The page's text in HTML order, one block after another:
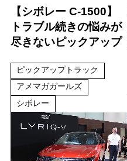
【シボレー C-1500】
トラブル続きの悩みが
尽きないピックアップ
ピックアップトラック
アメマガガールズ
シボレー